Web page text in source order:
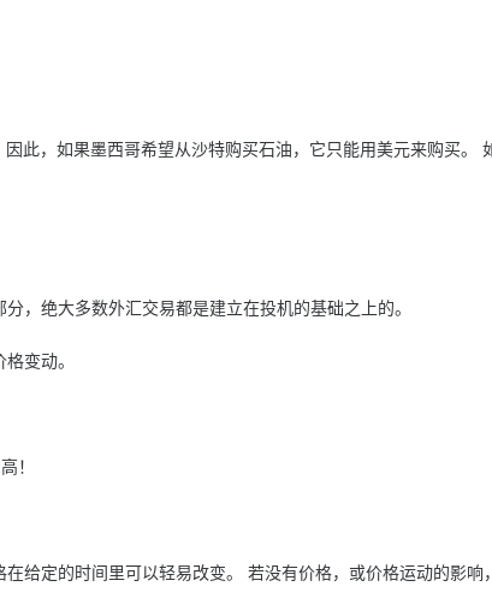
此，如果墨西哥希望从沙特购买石油，它只能用美元来购买。
绝大多数外汇交易都是建立在投机的基础之上的。
变动。
！
定的时间里可以轻易改变。 若没有价格，或价格运动的影响